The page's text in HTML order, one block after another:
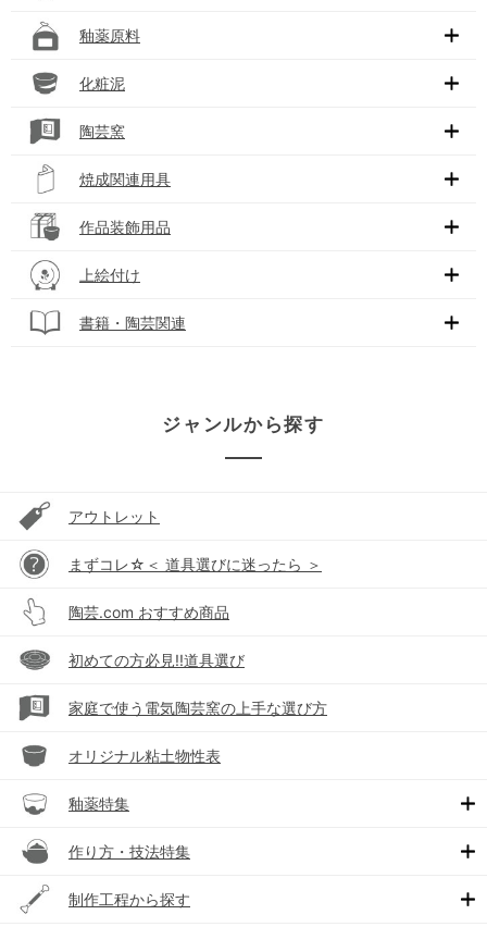
釉薬原料
化粧泥
陶芸窯
焼成関連用具
作品装飾用品
上絵付け
書籍・陶芸関連
ジャンルから探す
アウトレット
まずコレ☆＜ 道具選びに迷ったら ＞
陶芸.com おすすめ商品
初めての方必見!!道具選び
家庭で使う電気陶芸窯の上手な選び方
オリジナル粘土物性表
釉薬特集
作り方・技法特集
制作工程から探す